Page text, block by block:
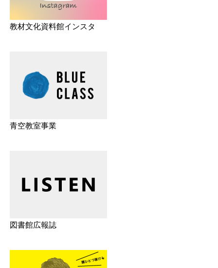
教材文化資料館インスタ
青空教室事業
図書館広報誌